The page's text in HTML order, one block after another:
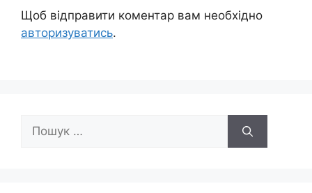
Щоб відправити коментар вам необхідно
авторизуватись.
Пошук: